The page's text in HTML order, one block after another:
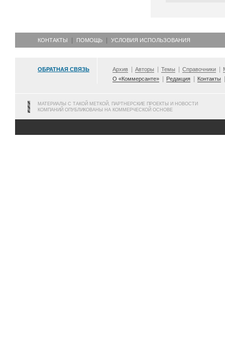
КОНТАКТЫ ПОМОЩЬ УСЛОВИЯ ИСПОЛЬЗОВАНИЯ
ОБРАТНАЯ СВЯЗЬ Архив Авторы Темы Справочники
О «Коммерсанте»
Редакция Контакты
МАТЕРИАЛЫ С ТАКОЙ МЕТКОЙ, ПАРТНЕРСКИЕ ПРОЕКТЫ И НОВОСТИ
КОМПАНИЙ ОПУБЛИКОВАНЫ НА КОММЕРЧЕСКОЙ ОСНОВЕ